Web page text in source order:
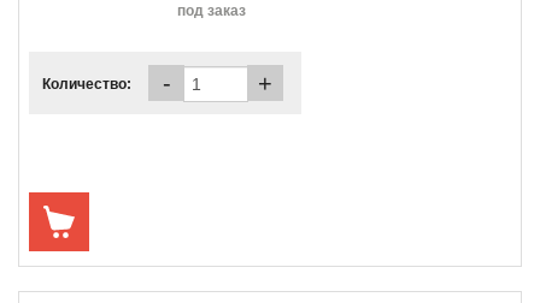
под заказ
Количество: - +